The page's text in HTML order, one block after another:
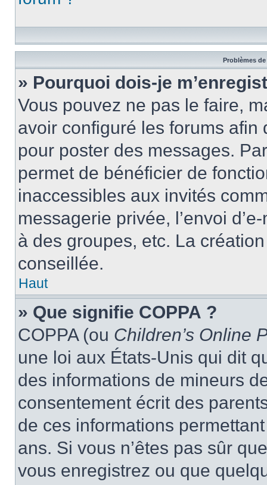
Problèmes
» Pourquoi dois-je
Vous pouvez ne pas le faire,
avoir configuré les forums afin
pour poster des messages.
permet de bénéficier de
inaccessibles aux invités
messagerie privée, l’envoi
à des groupes, etc. La
conseillée.
Haut
» Que signifie COPPA ?
COPPA (ou Children’s Online
une loi aux États-Unis qui dit
des informations de mineurs
consentement écrit des
de ces informations
ans. Si vous n’êtes pas sûr
vous enregistrez ou que